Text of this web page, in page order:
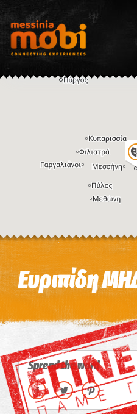
Η εικόνα
Ευριπίδη
Spread the word